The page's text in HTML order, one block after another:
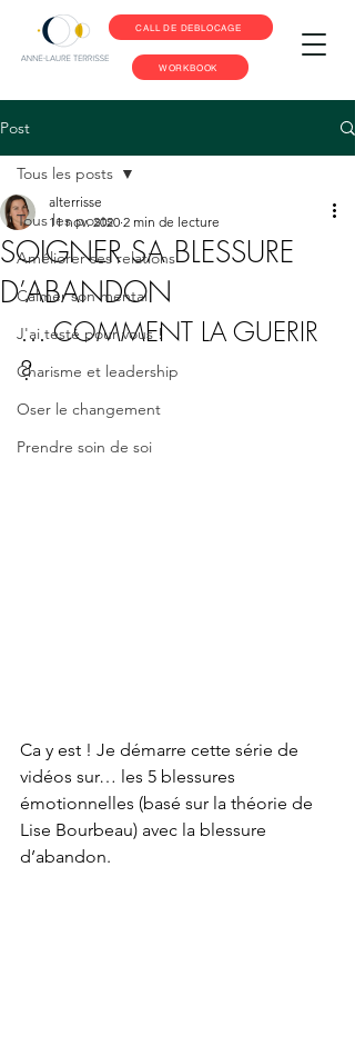
CALL DE DEBLOCAGE
WORKBOOK
Post
Tous les posts
Améliorer ses relations
Calmer son mental
J'ai testé pour vous !
Charisme et leadership
Oser le changement
Prendre soin de soi
Tous les posts
SOIGNER SA BLESSURE
D’ABANDON
alterrisse
11 nov. 2020 2 min de lecture
… COMMENT LA GUERIR
?
Ca y est ! Je démarre cette série de
vidéos sur… les 5 blessures
émotionnelles (basé sur la théorie de
Lise Bourbeau) avec la blessure
d’abandon.